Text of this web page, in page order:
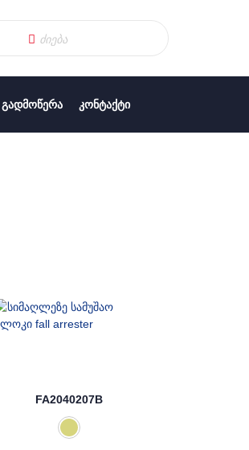
ᲒᲐᲓᲛᲝᲬᲔᲠᲐ ᲙᲝᲜᲢᲐᲥᲢᲘ
FA2040207B